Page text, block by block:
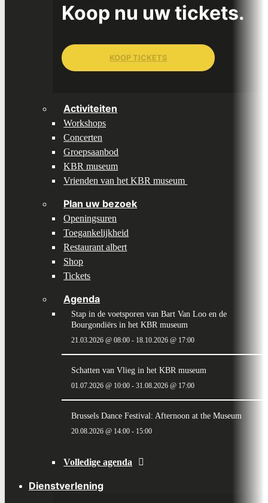
Koop nu uw tickets.
KOOP TICKETS
Activiteiten
Workshops
Concerten
Groepsaanbod
KBR museum
Vrienden van het KBR museum
Plan uw bezoek
Openingsuren
Toegankelijkheid
Restaurant albert
Shop
Tickets
Agenda
Stap in de voetsporen van Bart Van Loo en de
Bourgondiërs in het KBR museum
21.03.2026 @ 08:00 - 18.10.2026 @ 17:00
Schatten van Vlieg in het KBR museum
01.07.2026 @ 10:00 - 31.08.2026 @ 17:00
Brussels Dance Festival: Afternoon at the Museum
20.08.2026 @ 14:00 - 15:00
Volledige agenda
Dienstverlening